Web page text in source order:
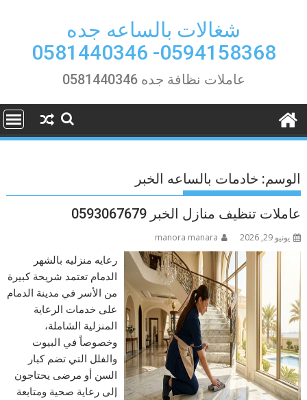
شغالات بالساعه جده
0594158368- 0581440346
عاملات نظافة جده 0581440346
الوسم: خادمات بالساعه الخبر
عاملات تنظيف منازل الخبر 0593067679
يونيو 29, 2026 manora manara
رعايه منزليه بالشهر
الدمام تعتمد شريحة كبيرة
من الأسر في مدينة الدمام
على خدمات الرعاية
المنزلية الشاملة،
وخصوصاً في البيوت
والفلل التي تضم كبار
السن أو مرضى يحتاجون
إلى رعاية صحية ومتابعة